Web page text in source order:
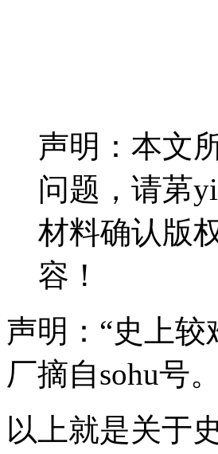
声明：本文
问题，请苐
材料确认版
容！
声明：“史上
厂摘自sohu号。
以上就是关于